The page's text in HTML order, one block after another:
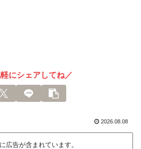
にシェアしてね／
2026.08.08
広告が含まれています。